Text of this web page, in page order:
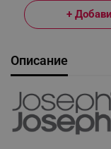
+ Добави
Описание